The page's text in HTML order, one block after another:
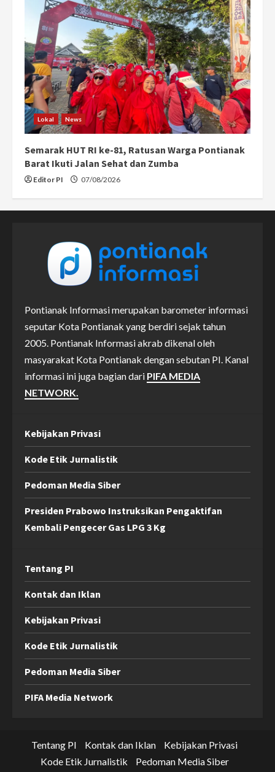
Lokal News
Semarak HUT RI ke-81, Ratusan Warga Pontianak
Barat Ikuti Jalan Sehat dan Zumba
Editor PI 07/08/2026
Pontianak Informasi merupakan barometer informasi
seputar Kota Pontianak yang berdiri sejak tahun
2005. Pontianak Informasi akrab dikenal oleh
masyarakat Kota Pontianak dengan sebutan PI. Kanal
informasi ini juga bagian dari PIFA MEDIA
NETWORK.
Kebijakan Privasi
Kode Etik Jurnalistik
Pedoman Media Siber
Presiden Prabowo Instruksikan Pengaktifan
Kembali Pengecer Gas LPG 3 Kg
Tentang PI
Kontak dan Iklan
Kebijakan Privasi
Kode Etik Jurnalistik
Pedoman Media Siber
PIFA Media Network
Tentang PI Kontak dan Iklan
Kebijakan Privasi
Kode Etik Jurnalistik
Pedoman Media Siber